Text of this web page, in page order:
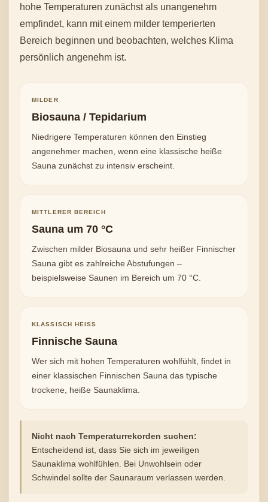
hohe Temperaturen zunächst als unangenehm
empfindet, kann mit einem milder temperierten
Bereich beginnen und beobachten, welches Klima
persönlich angenehm ist.
MILDER
Biosauna / Tepidarium
Niedrigere Temperaturen können den Einstieg
angenehmer machen, wenn eine klassische heiße
Sauna zunächst zu intensiv erscheint.
MITTLERER BEREICH
Sauna um 70 °C
Zwischen milder Biosauna und sehr heißer Finnischer
Sauna gibt es zahlreiche Abstufungen –
beispielsweise Saunen im Bereich um 70 °C.
KLASSISCH HEISS
Finnische Sauna
Wer sich mit hohen Temperaturen wohlfühlt, findet in
einer klassischen Finnischen Sauna das typische
trockene, heiße Saunaklima.
Nicht nach Temperaturrekorden suchen:
Entscheidend ist, dass Sie sich im jeweiligen
Saunaklima wohlfühlen. Bei Unwohlsein oder
Schwindel sollte der Saunaraum verlassen werden.